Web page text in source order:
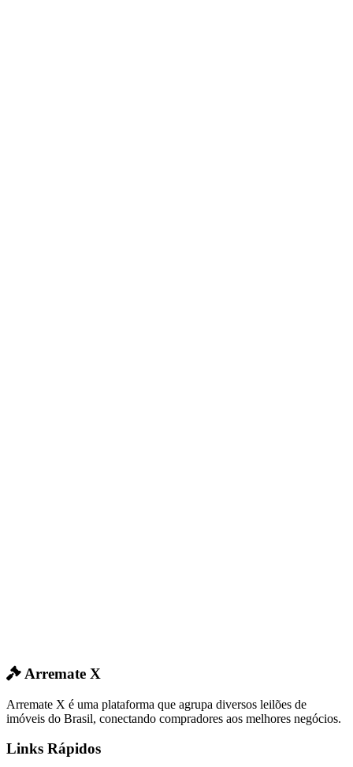
Arremate X
Arremate X é uma plataforma que agrupa diversos leilões de
imóveis do Brasil, conectando compradores aos melhores negócios.
Links Rápidos